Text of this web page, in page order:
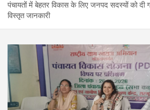
पंचायतों में बेहतर विकास के लिए जनपद सदस्यों को दी
विस्तृत जानकारी